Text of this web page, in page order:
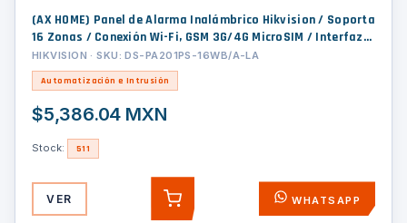
(AX HOME) Panel de Alarma Inalámbrico Hikvision / Soporta
16 Zonas / Conexión Wi-Fi, GSM 3G/4G MicroSIM / Interfaz
Amigable / Notificaciones Hik-Connect6, Hik-Partner PRO
HIKVISION · SKU: DS-PA201PS-16WB/A-LA
Automatización e Intrusión
$5,386.04 MXN
Stock: 511
VER AGREGAR WHATSAPP